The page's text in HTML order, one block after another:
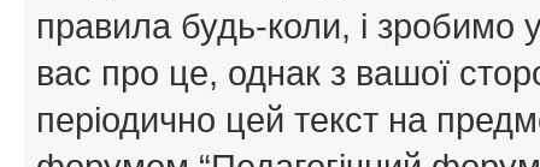
правила будь-коли, і
вас про це, однак з вашої
періодично цей текст на